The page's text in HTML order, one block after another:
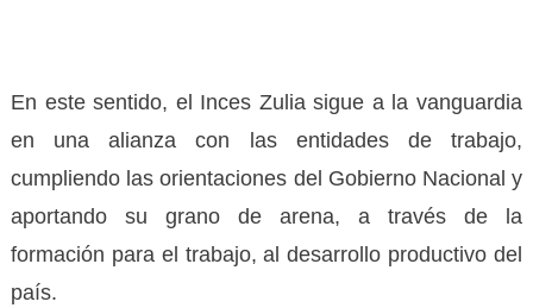
En este sentido, el Inces Zulia sigue a la vanguardia
en una alianza con las entidades de trabajo,
cumpliendo las orientaciones del Gobierno Nacional y
aportando su grano de arena, a través de la
formación para el trabajo, al desarrollo productivo del
país.